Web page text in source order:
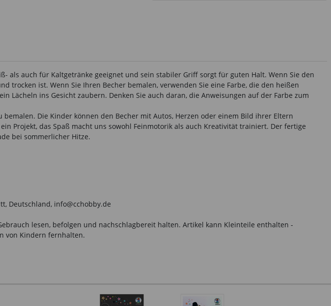
als auch für Kaltgetränke geeignet und sein stabiler Griff sorgt für guten Halt. Wenn Sie den
trocken ist. Wenn Sie Ihren Becher bemalen, verwenden Sie eine Farbe, die den heißen
ins Gesicht zaubern. Denken Sie auch daran, die Anweisungen auf der Farbe zum
Die Kinder können den Becher mit Autos, Herzen oder einem Bild ihrer Eltern
Projekt, das Spaß macht uns sowohl Feinmotorik als auch Kreativität trainiert. Der fertige
bei sommerlicher Hitze.
Deutschland, info@cchobby.de
lesen, befolgen und nachschlagbereit halten. Artikel kann Kleinteile enthalten -
von Kindern fernhalten.